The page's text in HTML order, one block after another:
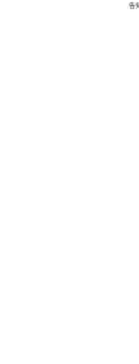
敬请在30日内来函或来电告知，我